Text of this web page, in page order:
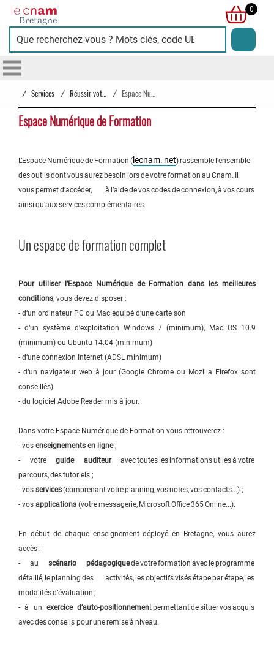
Cnam
Bretagne
0
/ Services / /
Espace Numérique de Formation
L’Espace Numérique de Formation ( lecnam. net) rassemble l’ensemble
des outils dont vous aurez besoin lors de votre formation au Cnam. Il
vous permet d’accéder, à l’aide de vos codes de connexion, à vos cours
ainsi qu’aux services complémentaires.
Un espace de formation complet
Pour utiliser l’Espace Numérique de Formation dans les meilleures
conditions, vous devez disposer :
- d‘un ordinateur PC ou Mac équipé d’une carte son
- d‘un système d’exploitation Windows 7 (minimum), Mac OS 10.9
(minimum) ou Ubuntu 14.04 (minimum)
- d‘une connexion Internet (ADSL minimum)
- d‘un navigateur web à jour (Google Chrome ou Mozilla Firefox sont
conseillés)
- du logiciel Adobe Reader mis à jour.
Dans votre Espace Numérique de Formation vous retrouverez :
- vos enseignements en ligne;
- votreguide auditeuravec toutes les informations utiles à votre
parcours, des tutoriels ;
- vos services(comprenant votre planning, vos notes, vos contacts...) ;
- vos applications (votre messagerie, Microsoft Office 365 Online...).
En début de chaque enseignement déployé en Bretagne, vous aurez
accès :
- au scénario pédagogiquede votre formation avec le programme
détaillé, le planning des activités, les objectifs visés étape par étape, les
modalités d’évaluation ;
- à un exercice d’auto-positionnement permettant de situer vos acquis
avec des conseils pour une remise à niveau.